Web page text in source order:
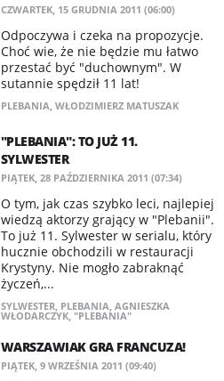
CZWARTEK, 15 GRUDNIA 2011 (06:00)
Odpoczywa i czeka na propozycje.
Choć wie, że nie będzie mu łatwo
przestać być "duchownym". W
sutannie spędził 11 lat!
PLEBANIA, WŁODZIMIERZ MATUSZAK
"PLEBANIA": TO JUŻ 11.
SYLWESTER
PIĄTEK, 28 PAŹDZIERNIKA 2011 (07:34)
O tym, jak czas szybko leci, najlepiej
wiedzą aktorzy grający w "Plebanii".
To już 11. Sylwester w serialu, który
hucznie obchodzili w restauracji
Krystyny. Nie mogło zabraknąć
życzeń,...
SYLWESTER, PLEBANIA AGNIESZKA
WŁODARCZYK, "PLEBANIA"
WARSZAWIAK GRA FRANCUZA!
PIĄTEK, 9 WRZEŚNIA 2011 (09:40)